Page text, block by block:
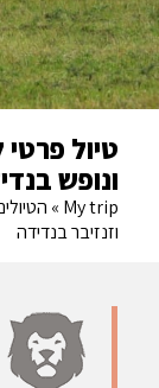
טיול פרטי
ונופש
My trip
»
וזנזיבר בנדידה